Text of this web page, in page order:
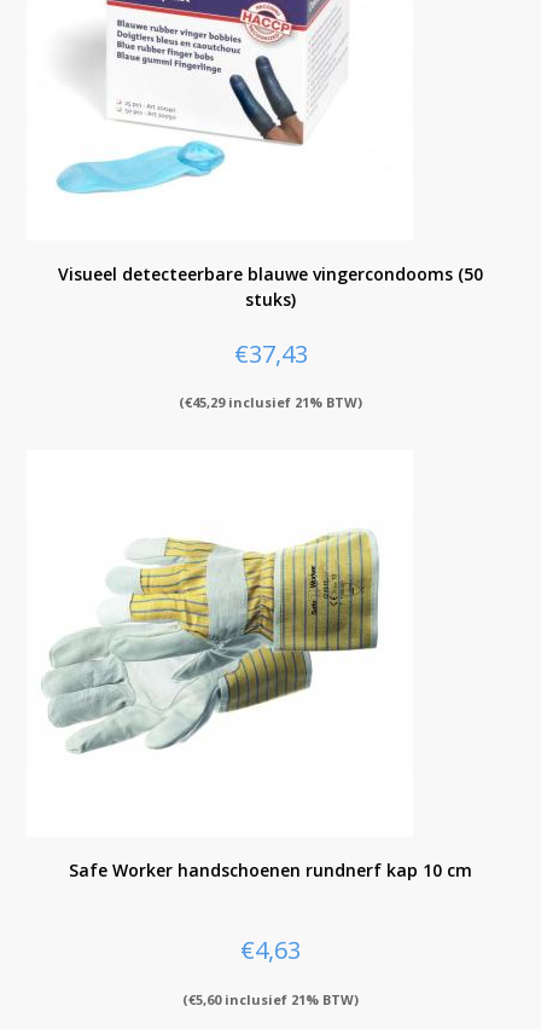
Visueel detecteerbare blauwe vingercondooms (50
stuks)
€37,43
(€45,29inclusief 21% BTW)
Safe Worker handschoenen rundnerf kap 10 cm
€4,63
(€5,60inclusief 21% BTW)